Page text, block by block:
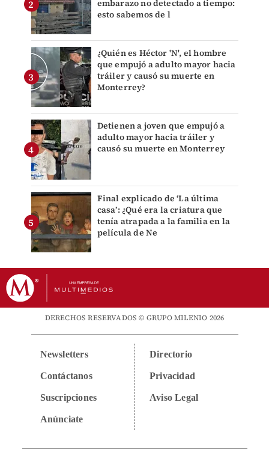
embarazo no detectado a tiempo:
esto sabemos de l
¿Quién es Héctor 'N', el hombre
que empujó a adulto mayor hacia
tráiler y causó su muerte en
Monterrey?
Detienen a joven que empujó a
adulto mayor hacia tráiler y
causó su muerte en Monterrey
Final explicado de ‘La última
casa’: ¿Qué era la criatura que
tenía atrapada a la familia en la
película de Ne
DERECHOS RESERVADOS © GRUPO MILENIO 2026
Newsletters
Contáctanos
Suscripciones
Anúnciate
Directorio
Privacidad
Aviso Legal